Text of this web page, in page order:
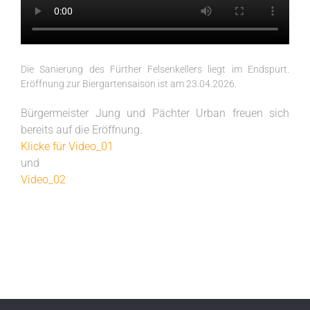
Die Sanierung des Fürther Felsenkellers liegt im Endspurt.
Eröffnung zur Biergartensaison ist am 23.04.2026.
Bürgermeister Jung und Pächter Urban freuen sich
bereits auf die Eröffnung.
Klicke für Video_01
und
Video_02